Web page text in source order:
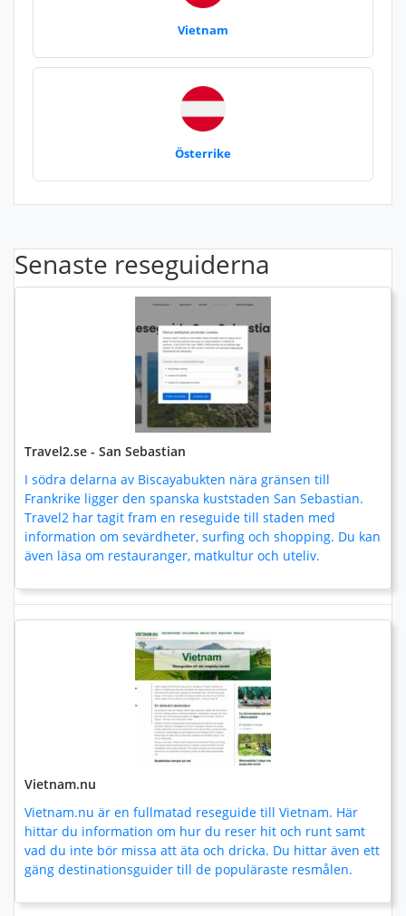
Vietnam
Österrike
Senaste reseguiderna
Travel2.se - San Sebastian
I södra delarna av Biscayabukten nära gränsen till
Frankrike ligger den spanska kuststaden San Sebastian.
Travel2 har tagit fram en reseguide till staden med
information om sevärdheter, surfing och shopping. Du kan
även läsa om restauranger, matkultur och uteliv.
Vietnam.nu
Vietnam.nu är en fullmatad reseguide till Vietnam. Här
hittar du information om hur du reser hit och runt samt
vad du inte bör missa att äta och dricka. Du hittar även ett
gäng destinationsguider till de populäraste resmålen.